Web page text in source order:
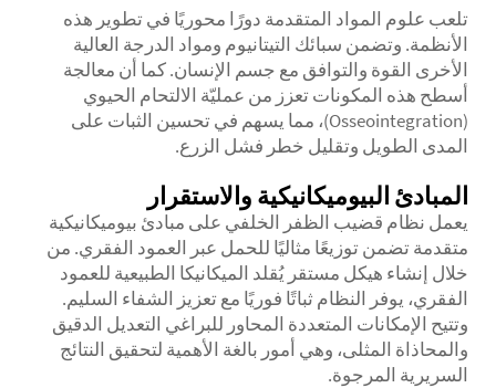
تلعب علوم المواد المتقدمة دورًا محوريًا في تطوير هذه
الأنظمة. وتضمن سبائك التيتانيوم ومواد الدرجة العالية
الأخرى القوة والتوافق مع جسم الإنسان. كما أن معالجة
أسطح هذه المكونات تعزز من عمليّة الالتحام الحيوي
(Osseointegration)، مما يسهم في تحسين الثبات على
المدى الطويل وتقليل خطر فشل الزرع.
المبادئ البيوميكانيكية والاستقرار
يعمل نظام قضيب الظفر الخلفي على مبادئ بيوميكانيكية
متقدمة تضمن توزيعًا مثاليًا للحمل عبر العمود الفقري. من
خلال إنشاء هيكل مستقر يُقلد الميكانيكا الطبيعية للعمود
الفقري، يوفر النظام ثباتًا فوريًا مع تعزيز الشفاء السليم.
وتتيح الإمكانات المتعددة المحاور للبراغي التعديل الدقيق
والمحاذاة المثلى، وهي أمور بالغة الأهمية لتحقيق النتائج
السريرية المرجوة.